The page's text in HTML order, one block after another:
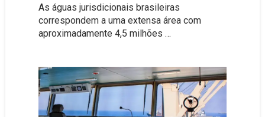
As águas jurisdicionais brasileiras
correspondem a uma extensa área com
aproximadamente 4,5 milhões …